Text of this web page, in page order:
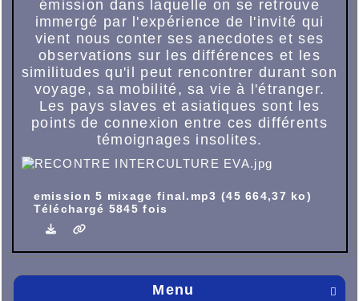

Menu
émission dans laquelle on se retrouve
immergé par l'expérience de l'invité qui
vient nous conter ses anecdotes et ses
observations sur les différences et les
similitudes qu'il peut rencontrer durant son
voyage, sa mobilité, sa vie à l'étranger.
Les pays slaves et asiatiques sont les
points de connexion entre ces différents
témoignages insolites.
emission 5 mixage final.mp3 (45 664,37 ko)
Téléchargé 5845 fois